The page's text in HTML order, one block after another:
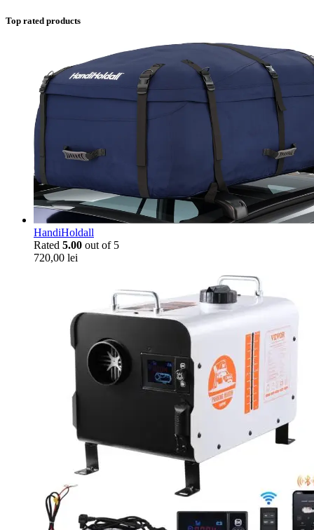
Top rated products
HandiHoldall
Rated 5.00 out of 5
720,00 lei